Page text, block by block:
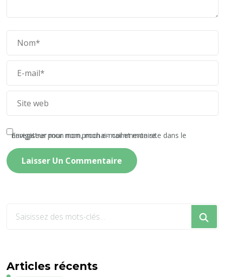
Enregistrer mon nom, mon e-mail et mon site dans le navigateur pour mon prochain commentaire.
recherchiez
?
Articles récents